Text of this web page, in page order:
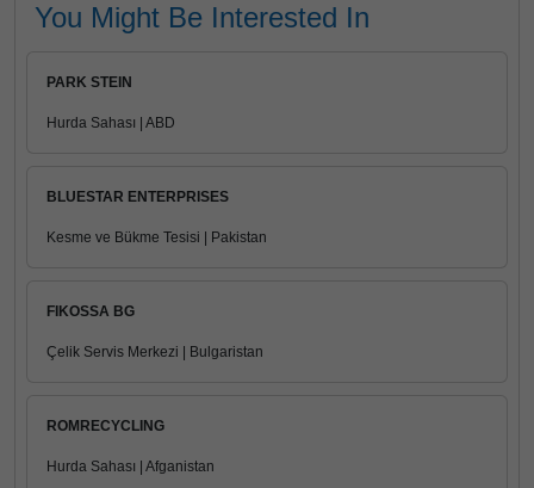
You Might Be Interested In
PARK STEIN
Hurda Sahası | ABD
BLUESTAR ENTERPRISES
Kesme ve Bükme Tesisi | Pakistan
FIKOSSA BG
Çelik Servis Merkezi | Bulgaristan
ROMRECYCLING
Hurda Sahası | Afganistan